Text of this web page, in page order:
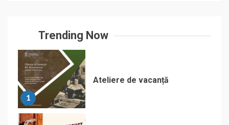
Trending Now
1
Ateliere de vacanță